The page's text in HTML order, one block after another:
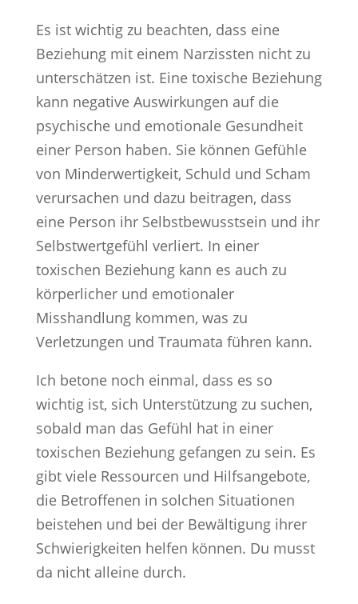
Es ist wichtig zu beachten, dass eine
Beziehung mit einem Narzissten nicht zu
unterschätzen ist. Eine toxische Beziehung
kann negative Auswirkungen auf die
psychische und emotionale Gesundheit
einer Person haben. Sie können Gefühle
von Minderwertigkeit, Schuld und Scham
verursachen und dazu beitragen, dass
eine Person ihr Selbstbewusstsein und ihr
Selbstwertgefühl verliert. In einer
toxischen Beziehung kann es auch zu
körperlicher und emotionaler
Misshandlung kommen, was zu
Verletzungen und Traumata führen kann.
Ich betone noch einmal, dass es so
wichtig ist, sich Unterstützung zu suchen,
sobald man das Gefühl hat in einer
toxischen Beziehung gefangen zu sein. Es
gibt viele Ressourcen und Hilfsangebote,
die Betroffenen in solchen Situationen
beistehen und bei der Bewältigung ihrer
Schwierigkeiten helfen können. Du musst
da nicht alleine durch.